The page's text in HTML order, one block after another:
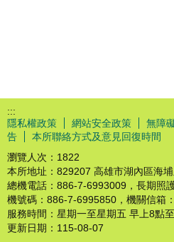
:::
隱私權政策
網站安全政策 無障
告
本所聯絡方式及意見回復時間
瀏覽人次： 1822
本所地址：829207 高雄市湖內區海
總機電話：886-7-6993009，長期照
機號碼：886-7-6995850，機關信箱
服務時間：星期一至星期五 早上8點
更新日期： 115-08-07